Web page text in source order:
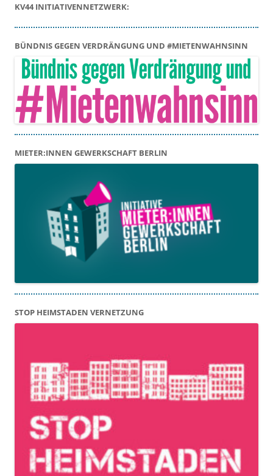
KV44 INITIATIVENNETZWERK:
BÜNDNIS GEGEN VERDRÄNGUNG UND #MIETENWAHNSINN
MIETER:INNEN GEWERKSCHAFT BERLIN
STOP HEIMSTADEN VERNETZUNG